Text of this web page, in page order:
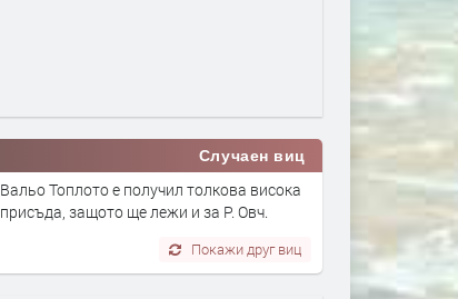
Случаен виц
Вальо Топлото е получил толкова висока
присъда, защото ще лежи и за Р. Овч.
Покажи друг виц